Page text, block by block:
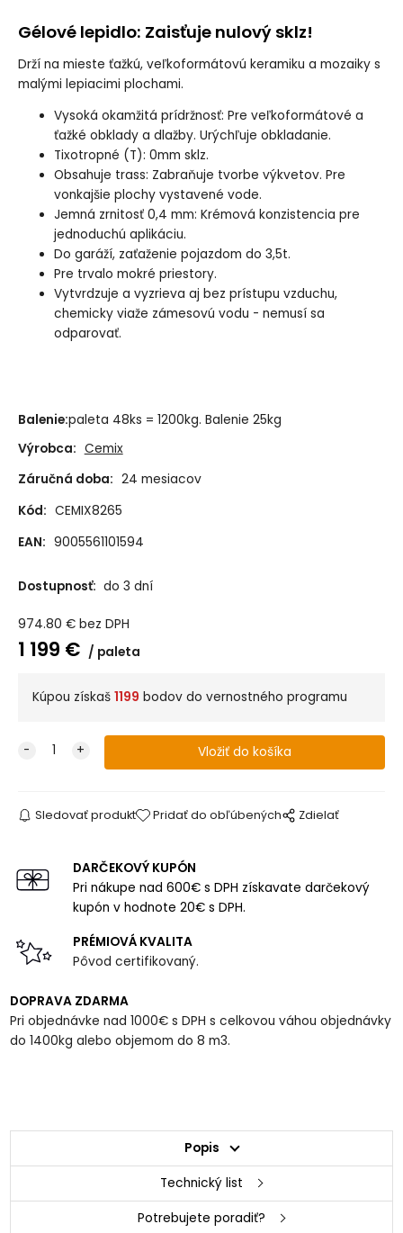
Gélové lepidlo: Zaisťuje nulový sklz!
Drží na mieste ťažkú, veľkoformátovú keramiku a mozaiky s
malými lepiacimi plochami.
Vysoká okamžitá prídržnosť: Pre veľkoformátové a
ťažké obklady a dlažby. Urýchľuje obkladanie.
Tixotropné (T): 0mm sklz.
Obsahuje trass: Zabraňuje tvorbe výkvetov. Pre
vonkajšie plochy vystavené vode.
Jemná zrnitosť 0,4 mm: Krémová konzistencia pre
jednoduchú aplikáciu.
Do garáží, zaťaženie pojazdom do 3,5t.
Pre trvalo mokré priestory.
Vytvrdzuje a vyzrieva aj bez prístupu vzduchu,
chemicky viaže zámesovú vodu - nemusí sa
odparovať.
Balenie:paleta 48ks = 1200kg. Balenie 25kg
Výrobca: Cemix
Záručná doba: 24 mesiacov
Kód: CEMIX8265
EAN: 9005561101594
Dostupnosť: do 3 dní
974.80 € bez DPH
1 199 € paleta
Kúpou získaš 1199 bodov do vernostného programu
Sledovať produkt Pridať do obľúbených Zdielať
DARČEKOVÝ KUPÓN
Pri nákupe nad 600€ s DPH získavate darčekový
kupón v hodnote 20€ s DPH.
PRÉMIOVÁ KVALITA
Pôvod certifikovaný.
DOPRAVA ZDARMA
Pri objednávke nad 1000€ s DPH s celkovou váhou objednávky
do 1400kg alebo objemom do 8 m3.
Popis
Technický list
Potrebujete poradiť?